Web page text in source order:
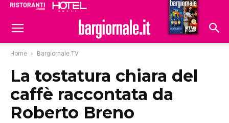
Hoteldomani
Home Bargiornale.TV
La tostatura chiara del
caffè raccontata da
Roberto Breno